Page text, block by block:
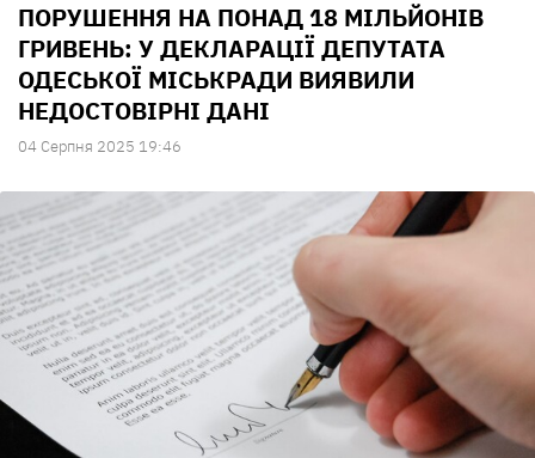
ПОРУШЕННЯ НА ПОНАД 18 МІЛЬЙОНІВ
ГРИВЕНЬ: У ДЕКЛАРАЦІЇ ДЕПУТАТА
ОДЕСЬКОЇ МІСЬКРАДИ ВИЯВИЛИ
НЕДОСТОВІРНІ ДАНІ
04 Серпня 2025 19:46